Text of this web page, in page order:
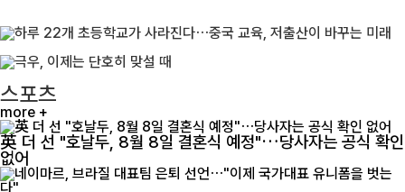
스포츠
more +
英 더 선 "호날두, 8월 8일 결혼식 예정"…당사자는 공식 확인
없어